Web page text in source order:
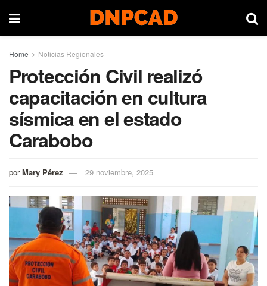
Home Noticias Regionales
Protección Civil realizó
capacitación en cultura
sísmica en el estado
Carabobo
por Mary Pérez 29 noviembre, 2025